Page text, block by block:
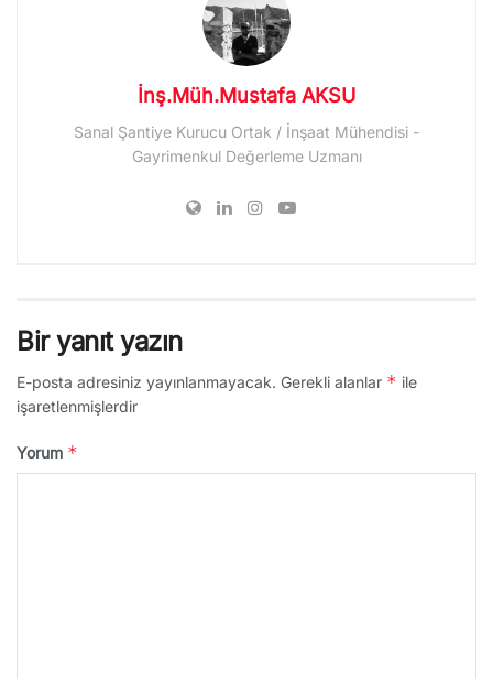
İnş.Müh.Mustafa AKSU
Sanal Şantiye Kurucu Ortak / İnşaat Mühendisi -
Gayrimenkul Değerleme Uzmanı
Bir yanıt yazın
E-posta adresiniz yayınlanmayacak. Gerekli alanlar * ile
işaretlenmişlerdir
Yorum *